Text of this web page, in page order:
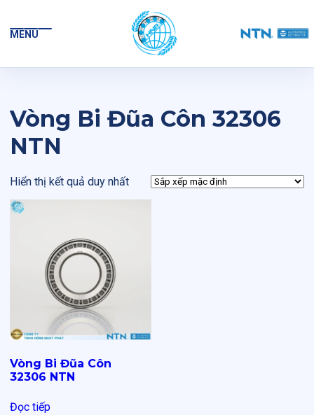
MENU
Vòng Bi Đũa Côn 32306
NTN
Hiển thị kết quả duy nhất
Vòng Bi Đũa Côn
32306 NTN
Đọc tiếp